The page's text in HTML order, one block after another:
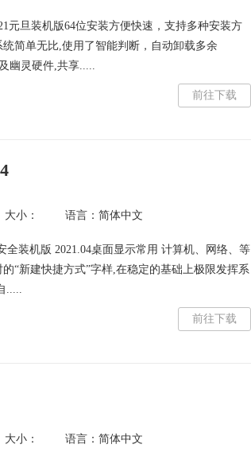
元旦装机版64位安装方便快速，支持多种安装方
简单无比,使用了智能判断，自动卸载多余
幽灵硬件,共享.....
前往下载
大小： 语言：简体中文
全装机版 2021.04桌面显示常用 计算机、网络、等
“新建快捷方式”字样,在稳定的基础上极限发挥系
.....
前往下载
大小： 语言：简体中文